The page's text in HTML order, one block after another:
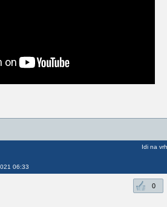
06:33
Idi na vrh
0